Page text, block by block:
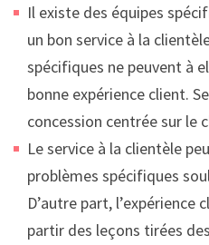
Il existe des équipes
un bon service à la
spécifiques ne peuvent à
bonne expérience client.
concession centrée sur le
Le service à la clientèle
problèmes spécifiques
D’autre part,
partir des leçons tirées